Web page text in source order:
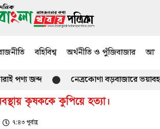
বহিবিশ্ব অর্থনীতি ও পুঁজিবাজার
জব্দ নেত্রকোণা বড়বাজারে ভয়াবহ
কৃষককে কুপিয়ে হত্যা।
৭:৪৩ পূর্বাহ্ণ